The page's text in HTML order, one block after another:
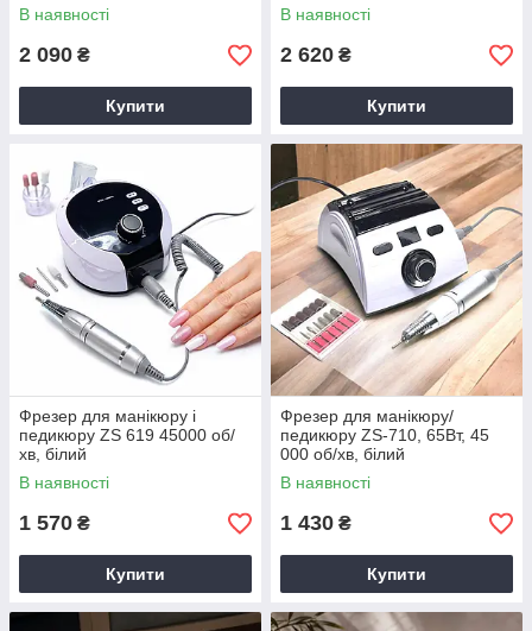
В наявності
2 090 ₴
Купити
В наявності
2 620 ₴
Купити
Фрезер для манікюру і
педикюру ZS 619 45000 об/
хв, білий
В наявності
1 570 ₴
Купити
Фрезер для манікюру/
педикюру ZS-710, 65Вт, 45
000 об/хв, білий
В наявності
1 430 ₴
Купити